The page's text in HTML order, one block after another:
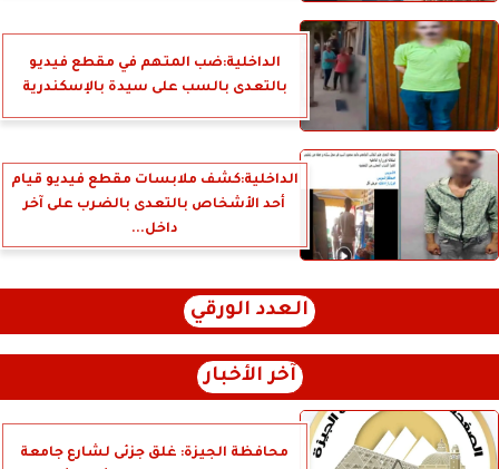
الداخلية:ضب المتهم في مقطع فيديو
بالتعدى بالسب على سيدة بالإسكندرية
الداخلية:كشف ملابسات مقطع فيديو قيام
أحد الأشخاص بالتعدى بالضرب على آخر
داخل...
العدد الورقي
آخر الأخبار
محافظة الجيزة: غلق جزئى لشارع جامعة